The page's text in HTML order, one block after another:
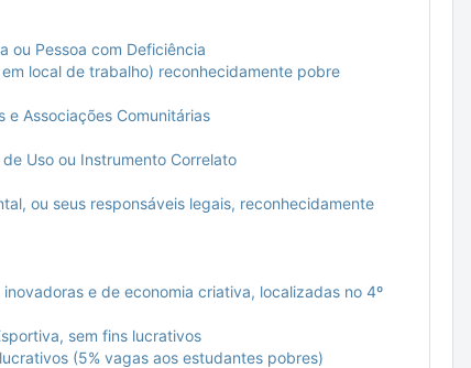
ou Pessoa com Deficiência
local de trabalho) reconhecidamente pobre
e Associações Comunitárias
Uso ou Instrumento Correlato
ou seus responsáveis legais, reconhecidamente
e de economia criativa, localizadas no 4º
sem fins lucrativos
(5% vagas aos estudantes pobres)